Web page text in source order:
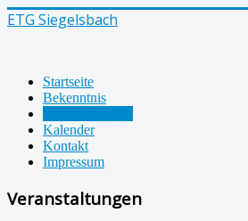
ETG Siegelsbach
Startseite
Bekenntnis
Kalender
Kontakt
Impressum
Veranstaltungen